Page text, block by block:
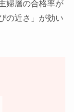
婦層の合格率が
の近さ」が効い